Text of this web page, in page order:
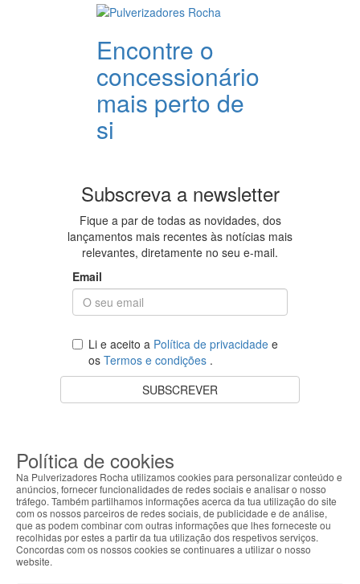
Encontre o
concessionário
mais perto de
si
Subscreva a newsletter
Fique a par de todas as novidades, dos
lançamentos mais recentes às notícias mais
relevantes, diretamente no seu e-mail.
Email
Li e aceito a Política de privacidade e
os Termos e condições .
SUBSCREVER
VOLTAR À LOJA
Apoio ao Cliente
Sobre Nós
Política de cookies
Na Pulverizadores Rocha utilizamos cookies para personalizar conteúdo e
anúncios, fornecer funcionalidades de redes sociais e analisar o nosso
tráfego. Também partilhamos informações acerca da tua utilização do site
com os nossos parceiros de redes sociais, de publicidade e de análise,
que as podem combinar com outras informações que lhes forneceste ou
recolhidas por estes a partir da tua utilização dos respetivos serviços.
Concordas com os nossos cookies se continuares a utilizar o nosso
website.